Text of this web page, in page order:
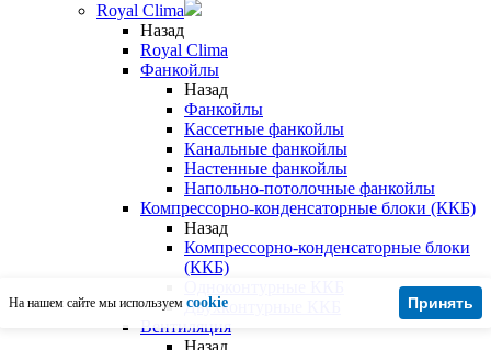
Royal Clima
Назад
Royal Clima
Фанкойлы
Назад
Фанкойлы
Кассетные фанкойлы
Канальные фанкойлы
Настенные фанкойлы
Напольно-потолочные фанкойлы
Компрессорно-конденсаторные блоки (ККБ)
Назад
Компрессорно-конденсаторные блоки
(ККБ)
Двухконтурные ККБ
Вентиляция
Назад
На нашем сайте мы используем cookie Принять